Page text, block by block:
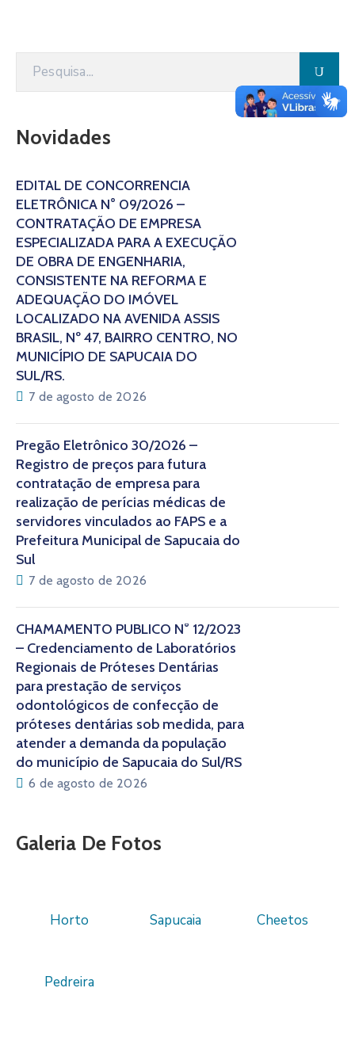
Novidades
EDITAL DE CONCORRÊNCIA
ELETRÔNICA N° 09/2026 –
CONTRATAÇÃO DE EMPRESA
ESPECIALIZADA PARA A EXECUÇÃO
DE OBRA DE ENGENHARIA,
CONSISTENTE NA REFORMA E
ADEQUAÇÃO DO IMÓVEL
LOCALIZADO NA AVENIDA ASSIS
BRASIL, Nº 47, BAIRRO CENTRO, NO
MUNICÍPIO DE SAPUCAIA DO
SUL/RS.
7 de agosto de 2026
Pregão Eletrônico 30/2026 –
Registro de preços para futura
contratação de empresa para
realização de perícias médicas de
servidores vinculados ao FAPS e a
Prefeitura Municipal de Sapucaia do
Sul
7 de agosto de 2026
CHAMAMENTO PÚBLICO N° 12/2023
– Credenciamento de Laboratórios
Regionais de Próteses Dentárias
para prestação de serviços
odontológicos de confecção de
próteses dentárias sob medida, para
atender a demanda da população
do município de Sapucaia do Sul/RS
6 de agosto de 2026
Galeria De Fotos
Horto Sapucaia Cheetos
Pedreira